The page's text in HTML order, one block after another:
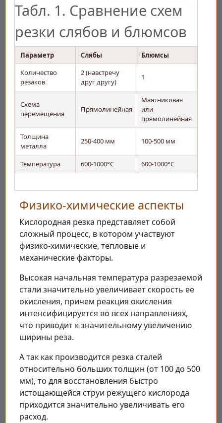
Табл. 1. Сравнение схем
резки слябов и блюмсов
Параметр Слябы
Блюмсы
Количество
резаков
2 (навстречу
друг другу)
1
Схема
перемещения
Прямолинейная
Маятниковая
или
прямолинейная
Толщина
металла
250-400 мм 100-500 мм
Температура 600-1000°C 600-1000°C
Физико-химические аспекты
Кислородная резка представляет собой
сложный процесс, в котором участвуют
физико-химические, тепловые и
механические факторы.
Высокая начальная температура разрезаемой
стали значительно увеличивает скорость ее
окисления, причем реакция окисления
интенсифицируется во всех направлениях,
что приводит к значительному увеличению
ширины реза.
А так как производится резка сталей
относительно больших толщин (от 100 до 500
мм), то для восстановления быстро
истощающейся струи режущего кислорода
приходится значительно увеличивать его
расход.